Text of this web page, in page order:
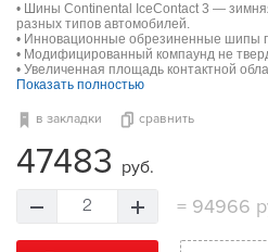
• Шины Continental IceContact 3 —
разных типов автомобилей.
• Инновационные обрезиненные шипы
• Модифицированный компаунд не
• Увеличенная площадь контактной
Показать полностью
в закладки сравнить
47483 руб.
2 =94966